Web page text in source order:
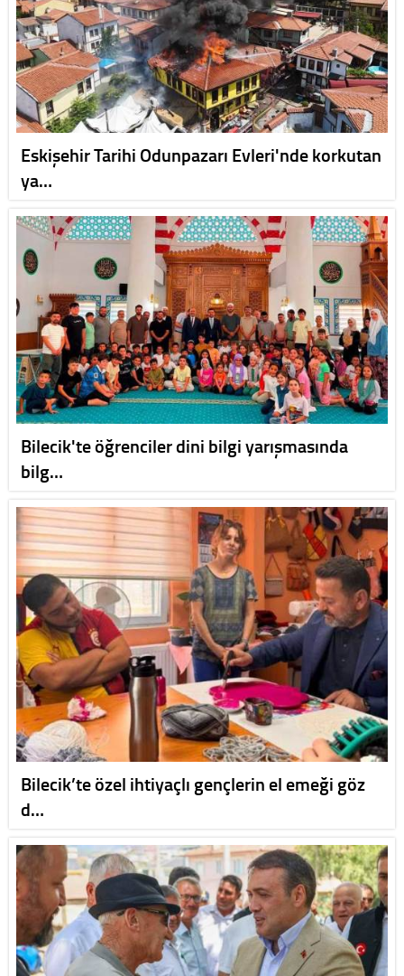
Eskişehir Tarihi Odunpazarı Evleri'nde korkutan
ya…
Bilecik'te öğrenciler dini bilgi yarışmasında
bilg…
Bilecik’te özel ihtiyaçlı gençlerin el emeği göz
d…